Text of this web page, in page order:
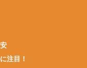
注目！